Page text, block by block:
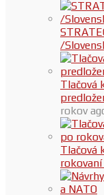
/
Tlačová
rokov
Tlačová